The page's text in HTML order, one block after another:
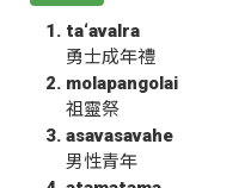
ta‘avalra
勇士成年禮
molapangolai
祖靈祭
asavasavahe
男性青年